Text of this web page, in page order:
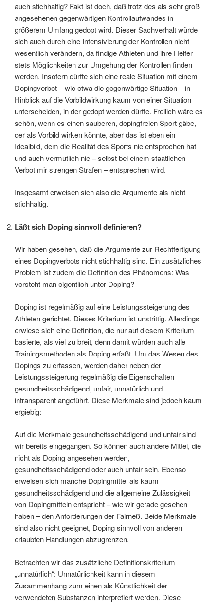
auch stichhaltig? Fakt ist doch, daß trotz des als sehr groß
angesehenen gegenwärtigen Kontrollaufwandes in
größerem Umfang gedopt wird. Dieser Sachverhalt würde
sich auch durch eine Intensivierung der Kontrollen nicht
wesentlich verändern, da findige Athleten und ihre Helfer
stets Möglichkeiten zur Umgehung der Kontrollen finden
werden. Insofern dürfte sich eine reale Situation mit einem
Dopingverbot – wie etwa die gegenwärtige Situation – in
Hinblick auf die Vorbildwirkung kaum von einer Situation
unterscheiden, in der gedopt werden dürfte. Freilich wäre es
schön, wenn es einen sauberen, dopingfreien Sport gäbe,
der als Vorbild wirken könnte, aber das ist eben ein
Idealbild, dem die Realität des Sports nie entsprochen hat
und auch vermutlich nie – selbst bei einem staatlichen
Verbot mir strengen Strafen – entsprechen wird.
Insgesamt erweisen sich also die Argumente als nicht
stichhaltig.
Läßt sich Doping sinnvoll definieren?
Wir haben gesehen, daß die Argumente zur Rechtfertigung
eines Dopingverbots nicht stichhaltig sind. Ein zusätzliches
Problem ist zudem die Definition des Phänomens: Was
versteht man eigentlich unter Doping?
Doping ist regelmäßig auf eine Leistungssteigerung des
Athleten gerichtet. Dieses Kriterium ist unstrittig. Allerdings
erwiese sich eine Definition, die nur auf diesem Kriterium
basierte, als viel zu breit, denn damit würden auch alle
Trainingsmethoden als Doping erfaßt. Um das Wesen des
Dopings zu erfassen, werden daher neben der
Leistungssteigerung regelmäßig die Eigenschaften
gesundheitsschädigend, unfair, unnatürlich und
intransparent angeführt. Diese Merkmale sind jedoch kaum
ergiebig:
Auf die Merkmale gesundheitsschädigend und unfair sind
wir bereits eingegangen. So können auch andere Mittel, die
nicht als Doping angesehen werden,
gesundheitsschädigend oder auch unfair sein. Ebenso
erweisen sich manche Dopingmittel als kaum
gesundheitsschädigend und die allgemeine Zulässigkeit
von Dopingmitteln entspricht – wie wir gerade gesehen
haben – den Anforderungen der Fairneß. Beide Merkmale
sind also nicht geeignet, Doping sinnvoll von anderen
erlaubten Handlungen abzugrenzen.
Betrachten wir das zusätzliche Definitionskriterium
„unnatürlich“: Unnatürlichkeit kann in diesem
Zusammenhang zum einen als Künstlichkeit der
verwendeten Substanzen interpretiert werden. Diese